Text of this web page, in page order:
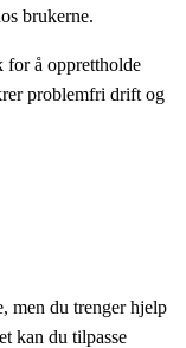
brukerne.
for å opprettholde
problemfri drift og
men du trenger hjelp
kan du tilpasse